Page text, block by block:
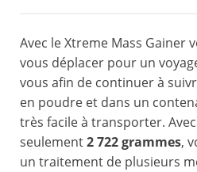
Avec le Xtreme Mass Gainer
vous déplacer pour un
vous afin de continuer à
en poudre et dans un
très facile à transporter.
seulement2 722 grammes,
un traitement de plusieurs